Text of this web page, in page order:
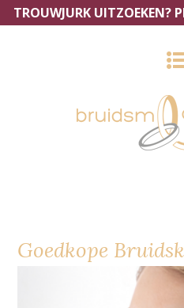
TROUWJURK UITZOEKEN?
Goedkope